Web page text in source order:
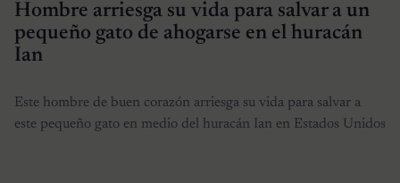
Hombre arriesga su vida para salvar a un
pequeño gato de ahogarse en el huracán
Ian
Este hombre de buen corazón arriesga su vida para salvar a
este pequeño gato en medio del huracán Ian en Estados Unidos